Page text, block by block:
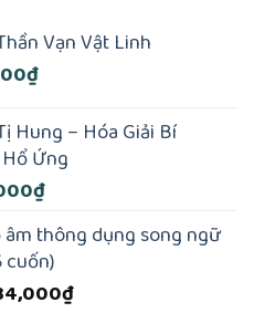
Vạn Vật Linh
₫Giá
tại
là:
150,000₫.
Hung – Hóa Giải Bí
Ứng
₫Giá
tại
là:
170,000₫.
thông dụng song ngữ
cuốn)
₫Khoảng